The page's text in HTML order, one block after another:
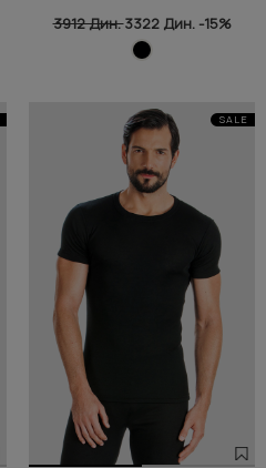
3912 Дин.3322 Дин. -15%
SALE